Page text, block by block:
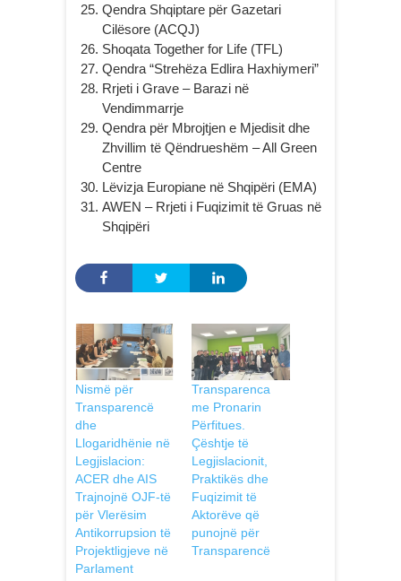
Qendra Shqiptare për Gazetari
Cilësore (ACQJ)
Shoqata Together for Life (TFL)
Qendra “Strehëza Edlira Haxhiymeri”
Rrjeti i Grave – Barazi në
Vendimmarrje
Qendra për Mbrojtjen e Mjedisit dhe
Zhvillim të Qëndrueshëm – All Green
Centre
Lëvizja Europiane në Shqipëri (EMA)
AWEN – Rrjeti i Fuqizimit të Gruas në
Shqipëri
Nismë për
Transparencë
dhe
Llogaridhënie në
Legjislacion:
ACER dhe AIS
Trajnojnë OJF-të
për Vlerësim
Antikorrupsion të
Projektligjeve në
Parlament
Transparenca
me Pronarin
Përfitues.
Çështje të
Legjislacionit,
Praktikës dhe
Fuqizimit të
Aktorëve që
punojnë pёr
Transparencë